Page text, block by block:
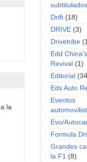
la
subtitulados
Drift (18)
DRIVE (3)
Drivetribe
Edd
Revival (1)
Editorial
Eds Auto
Eventos
Evo/
Formula
Grandes
la F1 (8)